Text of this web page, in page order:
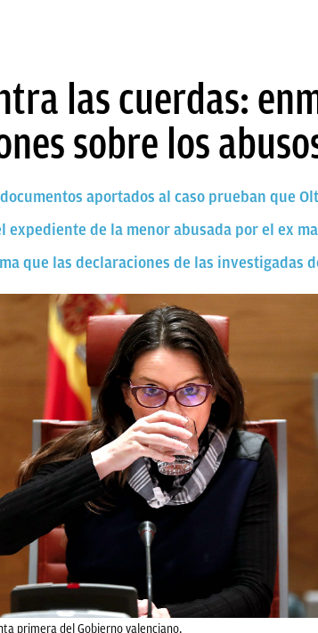
las cuerdas:
sobre los
aportados al caso prueban que
expediente de la menor abusada por el ex
que las declaraciones de las investigadas
primera del Gobierno valenciano.